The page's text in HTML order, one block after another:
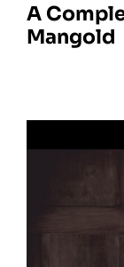
A
Mangold